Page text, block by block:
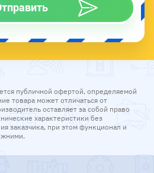
публичной офертой, определяемой
товара может отличаться от
оставляет за собой право
характеристики без
заказчика, при этом функционал и